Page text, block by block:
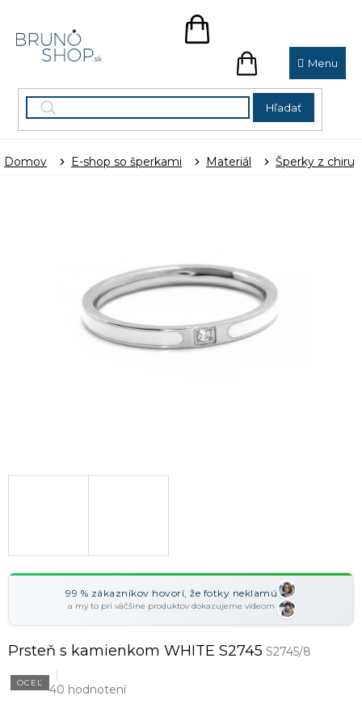
obsah
Hľadať
NÁKUPNÝ
NÁKUPNÝ
KOŠÍK
Domov E-shop so šperkami Materiál Šperky z
99 % zákazníkov hovorí, že fotky neklamú
a my to pri väčšine produktov dokazujeme videom
Prsteň s kamienkom WHITE S2745 S2745/8
OCEĽ 40 hodnotení